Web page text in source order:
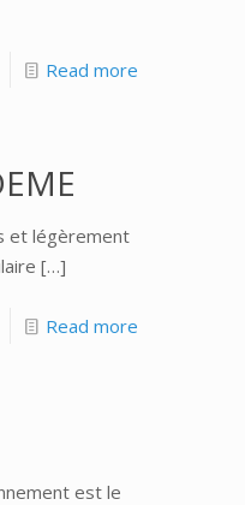
Read more
et légèrement
[…]
Read more
est le